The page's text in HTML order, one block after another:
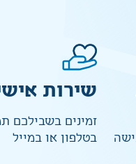
שירות
זמינים בשבילכם
בטלפון או במייל